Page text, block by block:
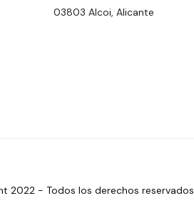
03803 Alcoi, Alicante
2022 - Todos los derechos reservados